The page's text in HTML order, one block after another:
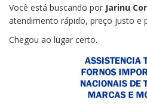
Você está buscando por Jarinu
atendimento rápido, preço justo e
Chegou ao lugar certo.